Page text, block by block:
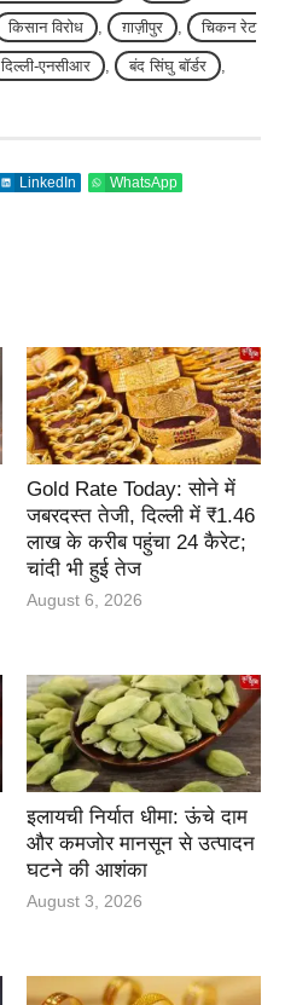
किसान विरोध , ग़ाज़ीपुर , चिकन रेट
दिल्ली-एनसीआर , बंद सिंघु बॉर्डर ,
LinkedIn WhatsApp
Gold Rate Today: सोने में
जबरदस्त तेजी, दिल्ली में ₹1.46
लाख के करीब पहुंचा 24 कैरेट;
चांदी भी हुई तेज
August 6, 2026
इलायची निर्यात धीमा: ऊंचे दाम
और कमजोर मानसून से उत्पादन
घटने की आशंका
August 3, 2026